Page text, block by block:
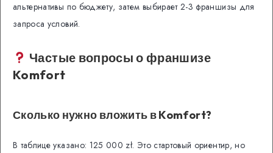
альтернативы по бюджету, затем выбирает 2-3 франшизы для
запроса условий.
Частые вопросы о франшизе
Komfort
Сколько нужно вложить в Komfort?
В таблице указано: 125 000 zł. Это стартовый ориентир, но